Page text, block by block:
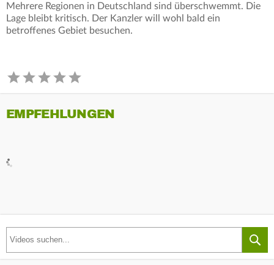
Mehrere Regionen in Deutschland sind überschwemmt. Die
Lage bleibt kritisch. Der Kanzler will wohl bald ein
betroffenes Gebiet besuchen.
EMPFEHLUNGEN